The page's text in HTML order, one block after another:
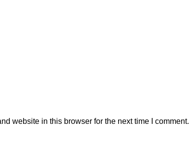
website in this browser for the next time I comment.